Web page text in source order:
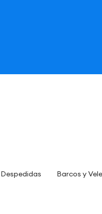
Despedidas Barcos y